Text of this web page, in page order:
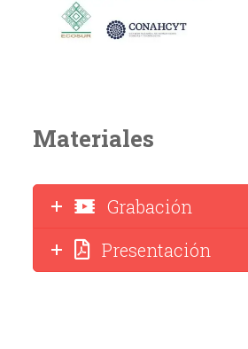
Materiales
Grabación
Presentación